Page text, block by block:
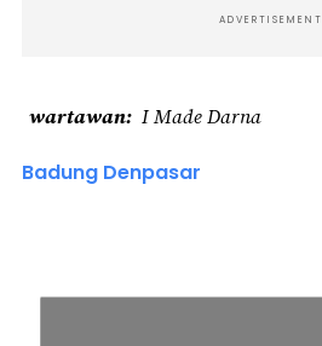
ADVERTISEMENT
wartawan I Made Darna
Badung Denpasar